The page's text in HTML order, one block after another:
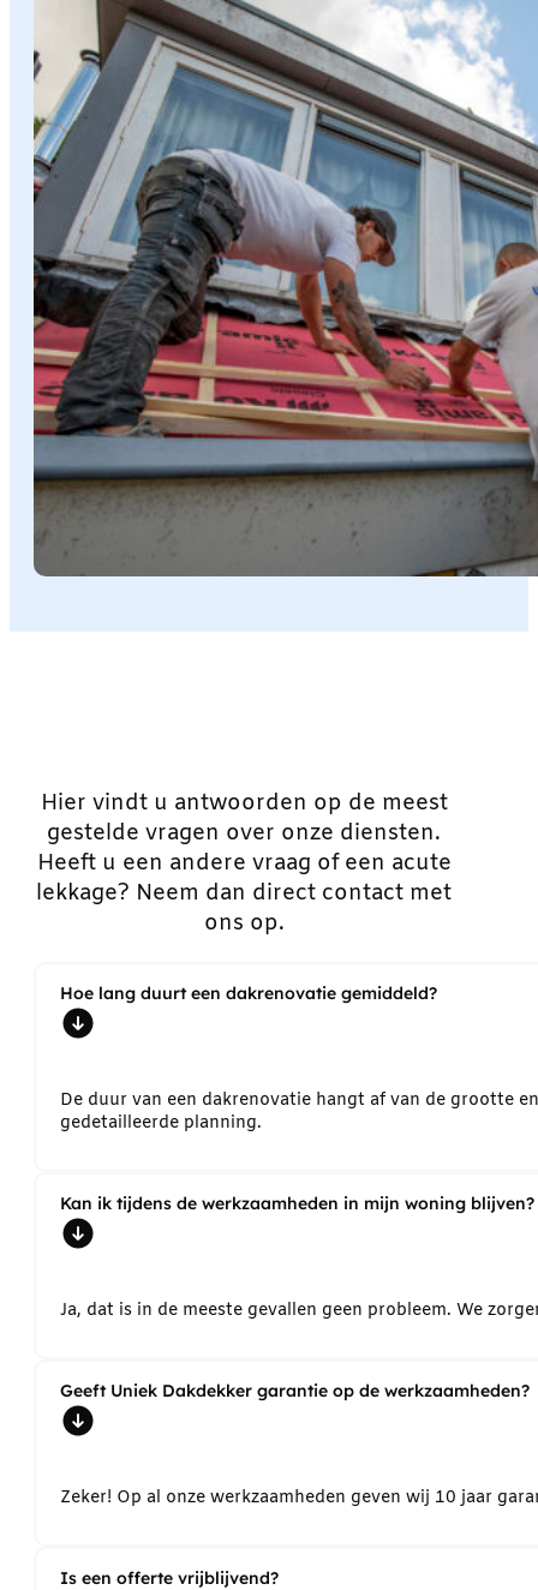
Hier vindt u antwoorden op de meest
gestelde vragen over onze diensten.
Heeft u een andere vraag of een acute
lekkage? Neem dan direct contact met
ons op.
Hoe lang duurt een dakrenovatie gemiddeld?
De duur van een dakrenovatie hangt af van de grootte
gedetailleerde planning.
Kan ik tijdens de werkzaamheden in mijn woning blijven?
Ja, dat is in de meeste gevallen geen probleem. We
Geeft Uniek Dakdekker garantie op de werkzaamheden?
Zeker! Op al onze werkzaamheden geven wij 10 jaar
Is een offerte vrijblijvend?